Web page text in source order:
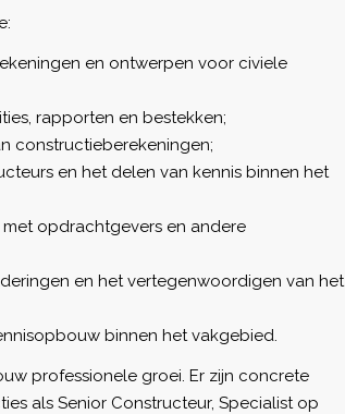
en ontwerpen voor civiele
rapporten en bestekken;
constructieberekeningen;
en het delen van kennis binnen het
opdrachtgevers en andere
en het vertegenwoordigen van het
binnen het vakgebied.
professionele groei. Er zijn concrete
als Senior Constructeur, Specialist op